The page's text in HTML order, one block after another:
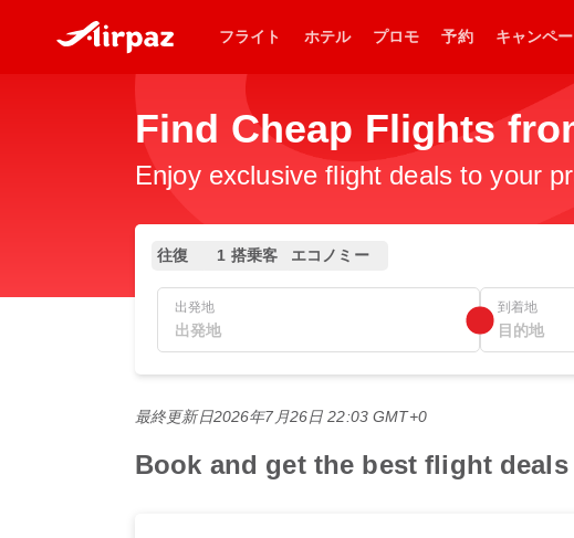
フライト ホテル プロモ 予約 キャンペ
Find Cheap Flights
Enjoy exclusive flight deals to your
往復 1 搭乗客 エコノミー
出発地 到着地
最終更新日2026年7月26日 22:03 GMT+0
Book and get the best flight deals